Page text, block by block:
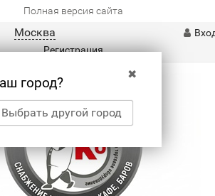
Полная версия сайта
Москва
✖
город?
Выбрать другой город
Регистрация